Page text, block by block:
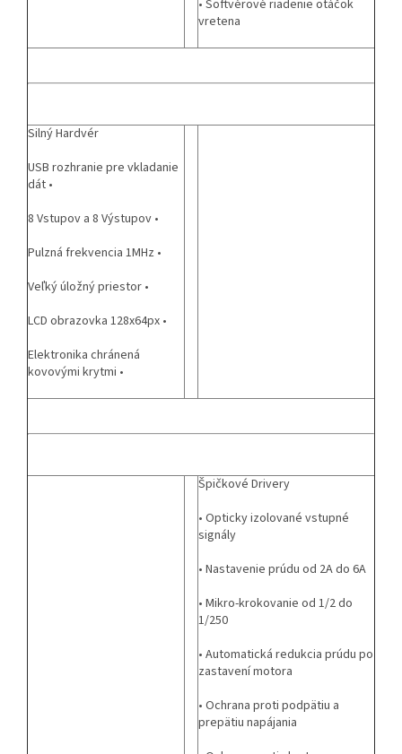
• Softvérové riadenie otáčok
vretena
Silný Hardvér
USB rozhranie pre vkladanie
dát •
8 Vstupov a 8 Výstupov •
Pulzná frekvencia 1MHz •
Veľký úložný priestor •
LCD obrazovka 128x64px •
Elektronika chránená
kovovými krytmi •
Špičkové Drivery
• Opticky izolované vstupné
signály
• Nastavenie prúdu od 2A do 6A
• Mikro-krokovanie od 1/2 do
1/250
• Automatická redukcia prúdu po
zastavení motora
• Ochrana proti podpätiu a
prepätiu napájania